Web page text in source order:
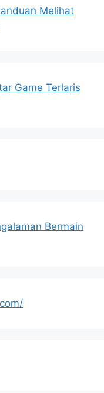
Melihat
Game Terlaris
Bermain